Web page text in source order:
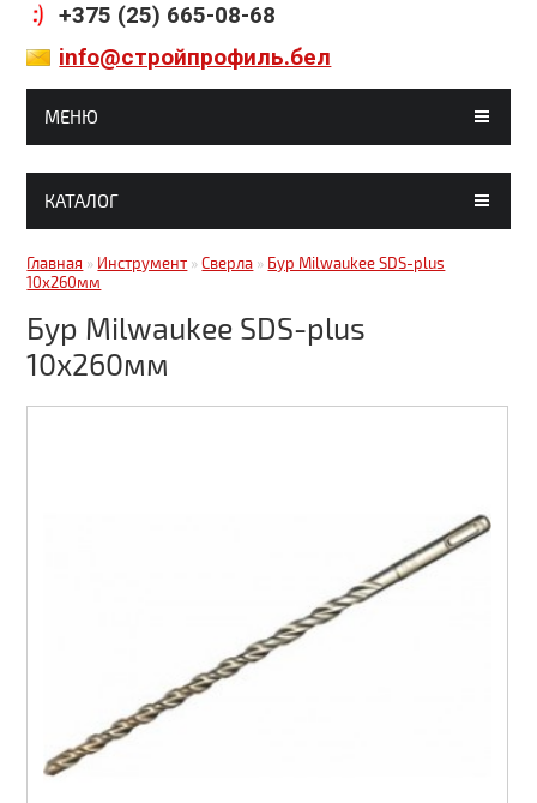
+375 (25) 665-08-68
info@стройпрофиль.бел
МЕНЮ
ГЛАВНАЯ
СТАТЬИ
ГАЛЕРЕЯ
ДОСТАВКА И ОПЛАТА
КОНТАКТЫ
КАТАЛОГ
Гипсокартон, комплектующие
Профнастил, штакет, 3D ограждения
Вентиляция
Декоративные покрытия АМК
Главная » Инструмент »Сверла » Бур Milwaukee SDS-plus
10x260мм
Бур Milwaukee SDS-plus
10x260мм